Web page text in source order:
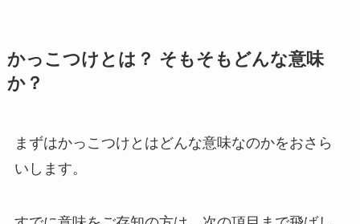
かっこつけとは？ そもそもどんな意味
か？
まずはかっこつけとはどんな意味なのかをおさら
いします。